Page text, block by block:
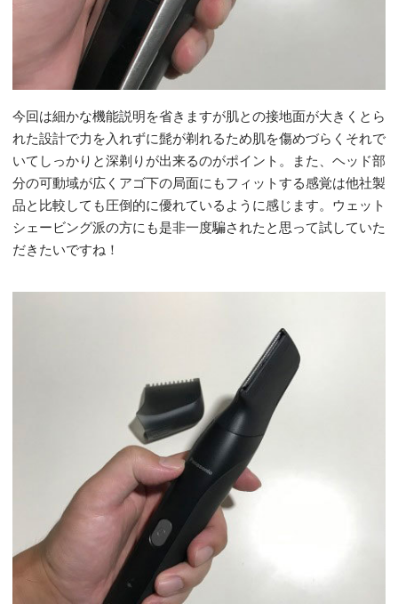
今回は細かな機能説明を省きますが肌との接地面が大きくとら
れた設計で力を入れずに髭が剃れるため肌を傷めづらくそれで
いてしっかりと深剃りが出来るのがポイント。また、ヘッド部
分の可動域が広くアゴ下の局面にもフィットする感覚は他社製
品と比較しても圧倒的に優れているように感じます。ウェット
シェービング派の方にも是非一度騙されたと思って試していた
だきたいですね！